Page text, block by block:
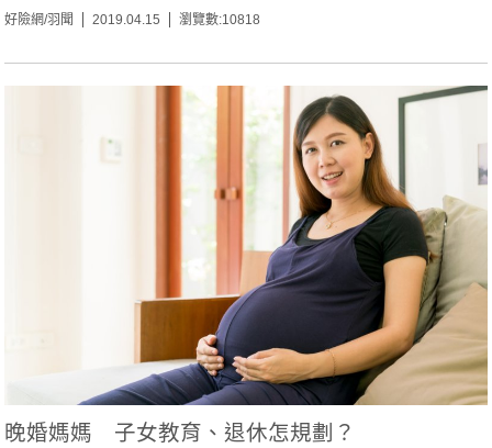
好險網/羽聞 2019.04.15 瀏覽數:10818
晚婚媽媽 子女教育、退休怎規劃？